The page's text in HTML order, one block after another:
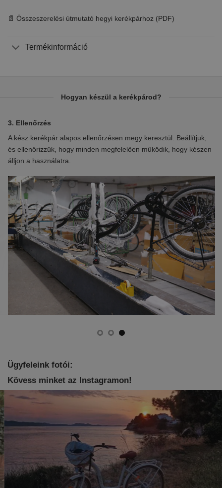
📄 Összeszerelési útmutató hegyi kerékpárhoz (PDF)
Termékinformáció
Hogyan készül a kerékpárod?
3. Ellenőrzés
A kész kerékpár alapos ellenőrzésen megy keresztül. Beállítjuk,
és ellenőrizzük, hogy minden megfelelően működik, hogy készen
álljon a használatra.
Ügyfeleink fotói:
Kövess minket az Instagramon!